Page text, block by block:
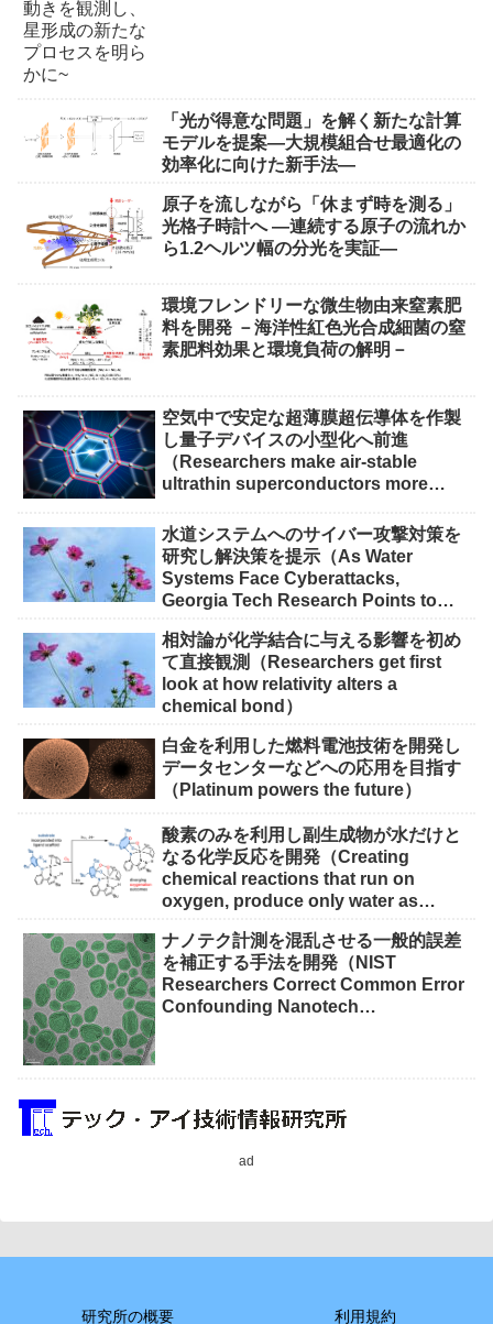
「光が得意な問題」を解く新たな計算
モデルを提案―大規模組合せ最適化の
効率化に向けた新手法―
原子を流しながら「休まず時を測る」
光格子時計へ ―連続する原子の流れか
ら1.2ヘルツ幅の分光を実証―
環境フレンドリーな微生物由来窒素肥
料を開発 －海洋性紅色光合成細菌の窒
素肥料効果と環境負荷の解明－
空気中で安定な超薄膜超伝導体を作製
し量子デバイスの小型化へ前進
（Researchers make air-stable
ultrathin superconductors more
水道システムへのサイバー攻撃対策を
研究し解決策を提示（As Water
Systems Face Cyberattacks,
Georgia Tech Research Points to
相対論が化学結合に与える影響を初め
て直接観測（Researchers get first
look at how relativity alters a
chemical bond）
白金を利用した燃料電池技術を開発し
データセンターなどへの応用を目指す
（Platinum powers the future）
酸素のみを利用し副生成物が水だけと
なる化学反応を開発（Creating
chemical reactions that run on
oxygen, produce only water as
ナノテク計測を混乱させる一般的誤差
を補正する手法を開発（NIST
Researchers Correct Common Error
Confounding Nanotech
ad
研究所の概要 利用規約